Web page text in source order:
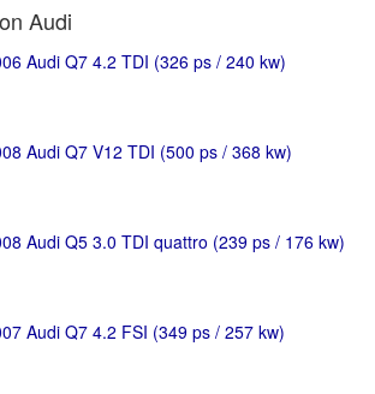
Audi
Audi Q7 4.2 TDI (326 ps / 240 kw)
Audi Q7 V12 TDI (500 ps / 368 kw)
Audi Q5 3.0 TDI quattro (239 ps / 176 kw)
Audi Q7 4.2 FSI (349 ps / 257 kw)